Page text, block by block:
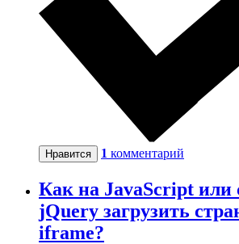
Нравится 1 комментарий
Как на JavaScript
jQuery загрузить
iframe?